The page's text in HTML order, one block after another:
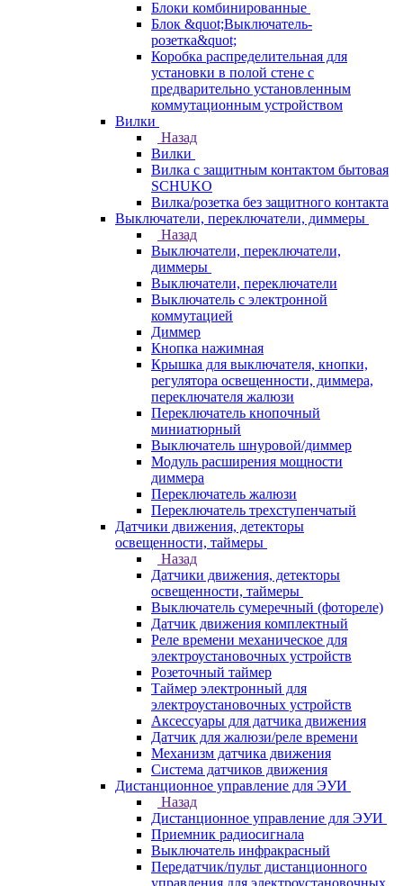
Блоки комбинированные
Блок &quot;Выключатель-
розетка&quot;
Коробка распределительная для
установки в полой стене с
предварительно установленным
коммутационным устройством
Вилки
Назад
Вилки
Вилка с защитным контактом бытовая
SCHUKO
Вилка/розетка без защитного контакта
Выключатели, переключатели, диммеры
Назад
Выключатели, переключатели,
диммеры
Выключатели, переключатели
Выключатель с электронной
коммутацией
Диммер
Кнопка нажимная
Крышка для выключателя, кнопки,
регулятора освещенности, диммера,
переключателя жалюзи
Переключатель кнопочный
миниатюрный
Выключатель шнуровой/диммер
Модуль расширения мощности
диммера
Переключатель жалюзи
Переключатель трехступенчатый
Датчики движения, детекторы
освещенности, таймеры
Назад
Датчики движения, детекторы
освещенности, таймеры
Выключатель сумеречный (фотореле)
Датчик движения комплектный
Реле времени механическое для
электроустановочных устройств
Розеточный таймер
Таймер электронный для
электроустановочных устройств
Аксессуары для датчика движения
Датчик для жалюзи/реле времени
Механизм датчика движения
Система датчиков движения
Дистанционное управление для ЭУИ
Назад
Дистанционное управление для ЭУИ
Приемник радиосигнала
Выключатель инфракрасный
Передатчик/пульт дистанционного
управления для электроустановочных